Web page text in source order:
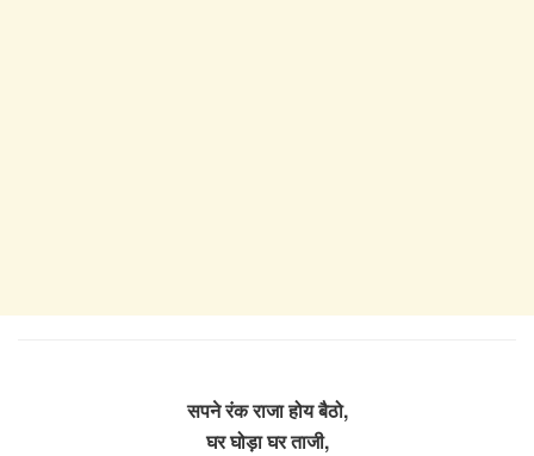
सपने रंक राजा होय बैठो,
घर घोड़ा घर ताजी,